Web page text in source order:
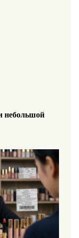
небольшой